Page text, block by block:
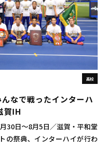
高校
賀IH
30日～8月5日／滋賀・平和堂
の祭典、インターハイが行わ